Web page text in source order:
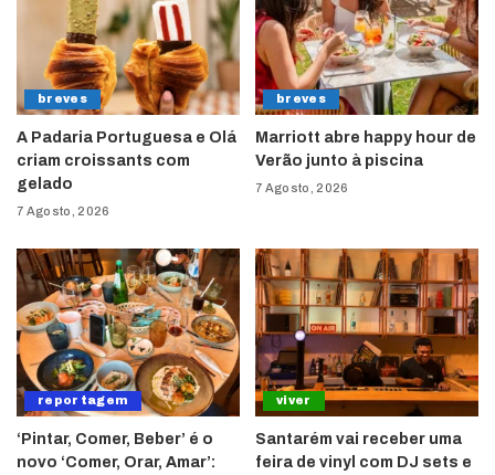
breves
A Padaria Portuguesa e Olá
criam croissants com
gelado
7 Agosto, 2026
breves
Marriott abre happy hour de
Verão junto à piscina
7 Agosto, 2026
reportagem
‘Pintar, Comer, Beber’ é o
novo ‘Comer, Orar, Amar’:
viver
Santarém vai receber uma
feira de vinyl com DJ sets e